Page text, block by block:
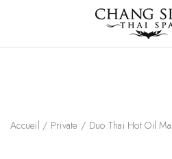
Accueil / Private / Duo Thai Hot Oil